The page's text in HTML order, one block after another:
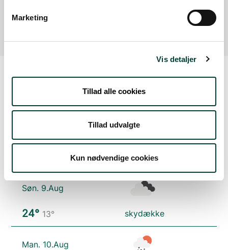
Marketing
Vis detaljer
Tillad alle cookies
Tillad udvalgte
Kun nødvendige cookies
Læs mere
spredte skyer
Søn. 9.Aug
24° 13° skydække
Man. 10.Aug